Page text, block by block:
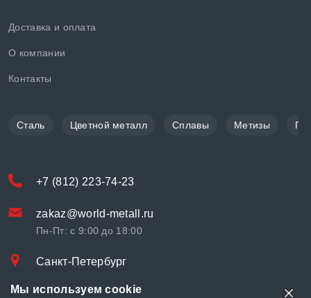
Доставка и оплата
О компании
Контакты
Сталь Цветной металл Сплавы Метизы
+7 (812) 223-74-23
zakaz@world-metall.ru
Пн-Пт: с 9:00 до 18:00
Санкт-Петербург
Мы используем cookie